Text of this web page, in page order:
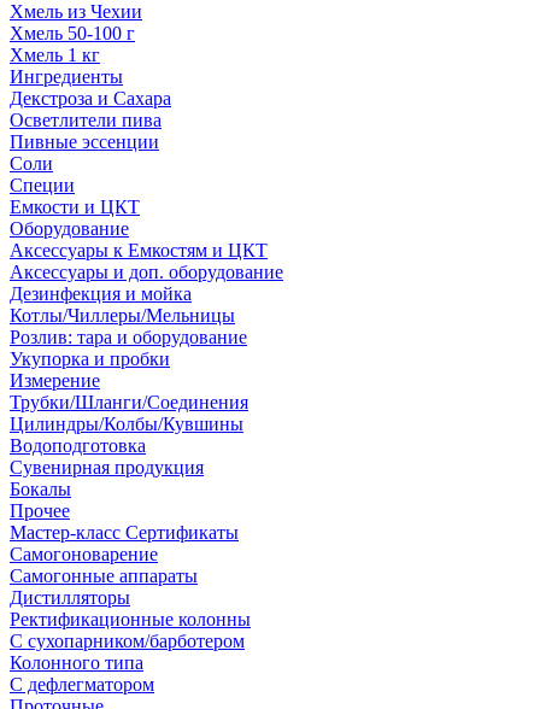
Хмель из Чехии
Хмель 50-100 г
Хмель 1 кг
Ингредиенты
Декстроза и Сахара
Осветлители пива
Пивные эссенции
Соли
Специи
Емкости и ЦКТ
Оборудование
Аксессуары к Емкостям и ЦКТ
Аксессуары и доп. оборудование
Дезинфекция и мойка
Котлы/Чиллеры/Мельницы
Розлив: тара и оборудование
Укупорка и пробки
Измерение
Трубки/Шланги/Соединения
Цилиндры/Колбы/Кувшины
Водоподготовка
Сувенирная продукция
Бокалы
Прочее
Мастер-класс Сертификаты
Самогоноварение
Самогонные аппараты
Дистилляторы
Ректификационные колонны
С сухопарником/барботером
Колонного типа
С дефлегматором